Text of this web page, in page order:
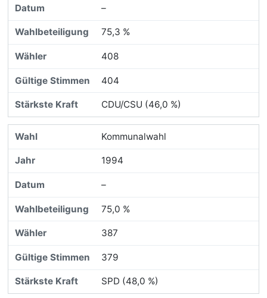
–
75,3 %
408
404
CDU/CSU (46,0 %)
Kommunalwahl
1994
–
75,0 %
387
379
SPD (48,0 %)